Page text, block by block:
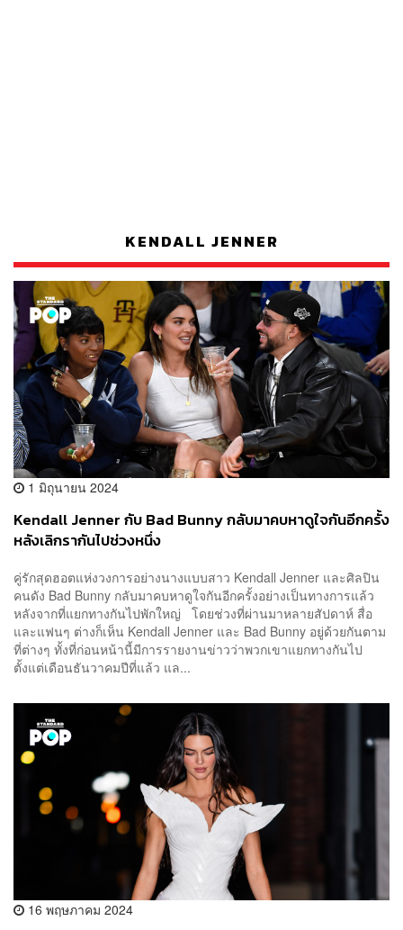
KENDALL JENNER
1 มิถุนายน 2024
Kendall Jenner กับ Bad Bunny กลับมาคบหาดูใจกันอีกครั้ง
หลังเลิกรากันไปช่วงหนึ่ง
คู่รักสุดฮอตแห่งวงการอย่างนางแบบสาว Kendall Jenner และศิลปิน
คนดัง Bad Bunny กลับมาคบหาดูใจกันอีกครั้งอย่างเป็นทางการแล้ว
หลังจากที่แยกทางกันไปพักใหญ่ โดยช่วงที่ผ่านมาหลายสัปดาห์ สื่อ
และแฟนๆ ต่างก็เห็น Kendall Jenner และ Bad Bunny อยู่ด้วยกันตาม
ที่ต่างๆ ทั้งที่ก่อนหน้านี้มีการรายงานข่าวว่าพวกเขาแยกทางกันไป
ตั้งแต่เดือนธันวาคมปีที่แล้ว แล...
16 พฤษภาคม 2024